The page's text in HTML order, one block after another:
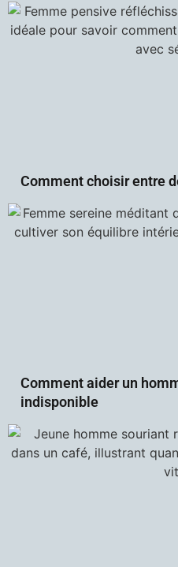
Comment choisir entre
Comment aider un
indisponible